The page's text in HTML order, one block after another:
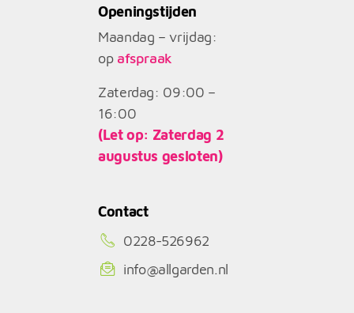
Openingstijden
Maandag – vrijdag:
op afspraak
Zaterdag: 09:00 –
16:00
(Let op: Zaterdag 2
augustus gesloten)
Contact
0228-526962
info@allgarden.nl